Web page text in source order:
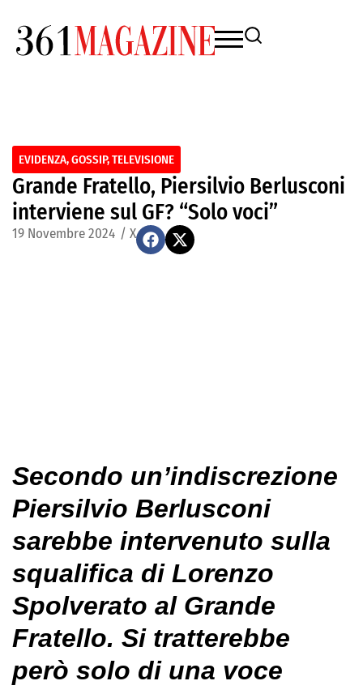
EVIDENZA,GOSSIP,TELEVISIONE
Grande Fratello, Piersilvio Berlusconi
interviene sul GF? “Solo voci”
19 Novembre 2024 / X
Secondo un’indiscrezione
Piersilvio Berlusconi
sarebbe intervenuto sulla
squalifica di Lorenzo
Spolverato al Grande
Fratello. Si tratterebbe
però solo di una voce